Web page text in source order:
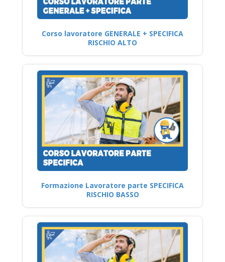
Corso lavoratore GENERALE + SPECIFICA
RISCHIO ALTO
Formazione Lavoratore parte SPECIFICA
RISCHIO BASSO